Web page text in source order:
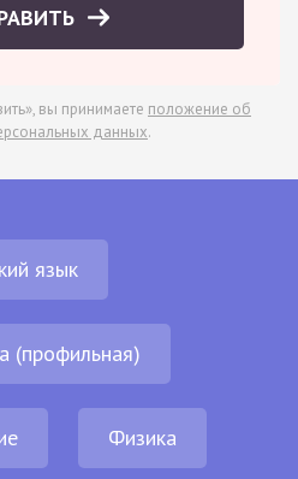
вы принимаете положение об
данных.
язык
(профильная)
Физика